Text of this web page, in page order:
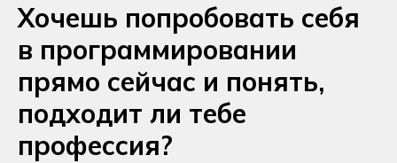
Хочешь попробовать себя
в программировании
прямо сейчас и понять,
подходит ли тебе
профессия?